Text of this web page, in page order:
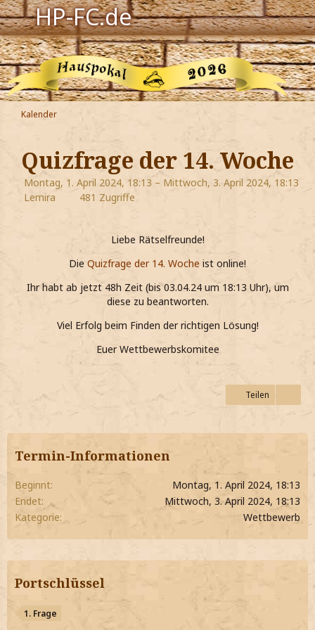
HP-FC.de
Navigation
Harry Potter
Der HP-FC
Hogwarts
Zauberwelt
Willkommen
Jetzt Fanclub-Mitglied werden!
Kalender
Quizfrage der 14. Woche
Montag, 1. April 2024, 18:13 – Mittwoch, 3. April 2024, 18:13
Lemira
481 Zugriffe
Liebe Rätselfreunde!
Die Quizfrage der 14. Woche ist online!
Ihr habt ab jetzt 48h Zeit (bis 03.04.24 um 18:13 Uhr), um
diese zu beantworten.
Viel Erfolg beim Finden der richtigen Lösung!
Euer Wettbewerbskomitee
Teilen
Termin-Informationen
Beginnt
Montag, 1. April 2024, 18:13
Endet
Mittwoch, 3. April 2024, 18:13
Kategorie
Wettbewerb
Portschlüssel
1. Frage